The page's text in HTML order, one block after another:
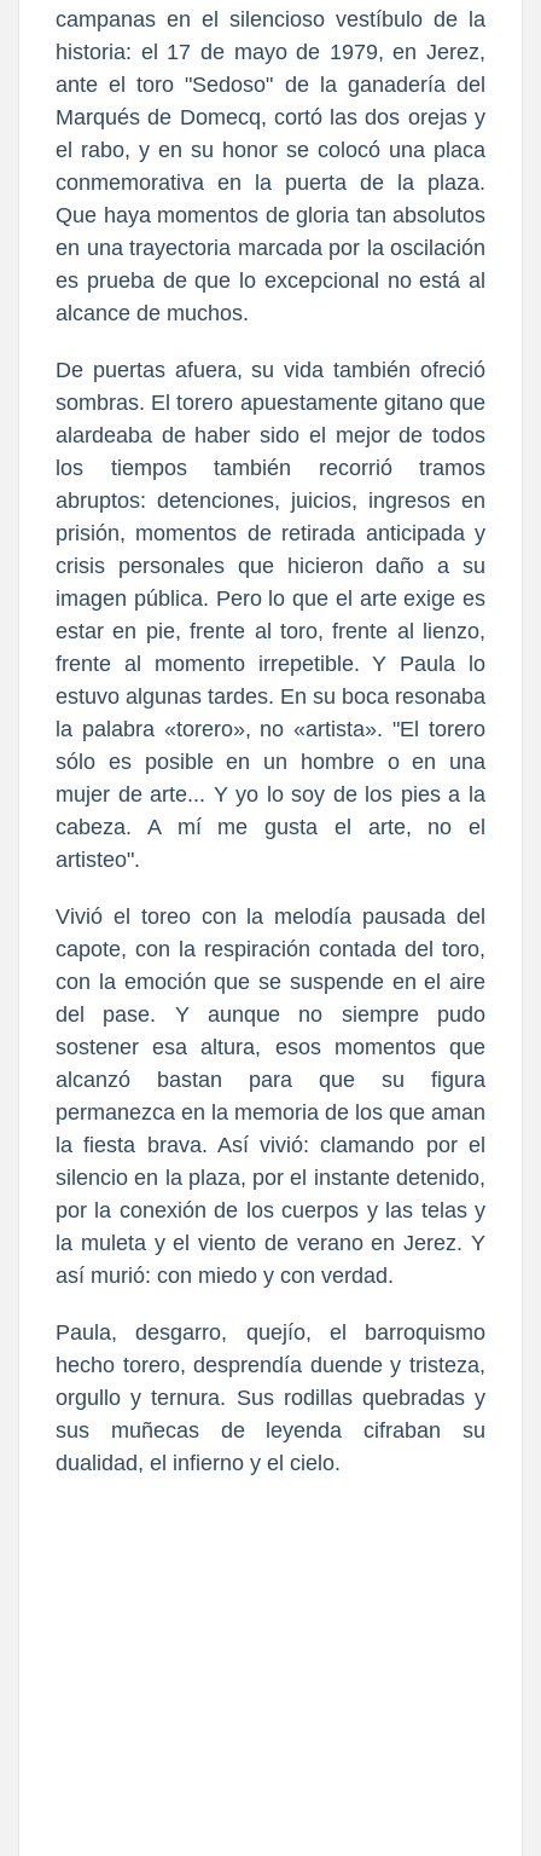
campanas en el silencioso vestíbulo de la
historia: el 17 de mayo de 1979, en Jerez,
ante el toro "Sedoso" de la ganadería del
Marqués de Domecq, cortó las dos orejas y
el rabo, y en su honor se colocó una placa
conmemorativa en la puerta de la plaza.
Que haya momentos de gloria tan absolutos
en una trayectoria marcada por la oscilación
es prueba de que lo excepcional no está al
alcance de muchos.
De puertas afuera, su vida también ofreció
sombras. El torero apuestamente gitano que
alardeaba de haber sido el mejor de todos
los tiempos también recorrió tramos
abruptos: detenciones, juicios, ingresos en
prisión, momentos de retirada anticipada y
crisis personales que hicieron daño a su
imagen pública. Pero lo que el arte exige es
estar en pie, frente al toro, frente al lienzo,
frente al momento irrepetible. Y Paula lo
estuvo algunas tardes. En su boca resonaba
la palabra «torero», no «artista». "El torero
sólo es posible en un hombre o en una
mujer de arte... Y yo lo soy de los pies a la
cabeza. A mí me gusta el arte, no el
artisteo".
Vivió el toreo con la melodía pausada del
capote, con la respiración contada del toro,
con la emoción que se suspende en el aire
del pase. Y aunque no siempre pudo
sostener esa altura, esos momentos que
alcanzó bastan para que su figura
permanezca en la memoria de los que aman
la fiesta brava. Así vivió: clamando por el
silencio en la plaza, por el instante detenido,
por la conexión de los cuerpos y las telas y
la muleta y el viento de verano en Jerez. Y
así murió: con miedo y con verdad.
Paula, desgarro, quejío, el barroquismo
hecho torero, desprendía duende y tristeza,
orgullo y ternura. Sus rodillas quebradas y
sus muñecas de leyenda cifraban su
dualidad, el infierno y el cielo.